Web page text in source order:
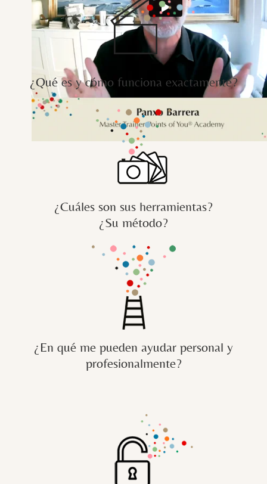
¿Qué es y cómo funciona exactamente?
¿Cuáles son sus herramientas?
¿Su método?
¿En qué me pueden ayudar personal y
profesionalmente?